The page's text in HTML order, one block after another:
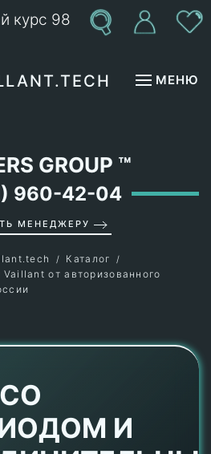
курс 98
МЕНЮ
GROUP ™
960-42-04
МЕНЕДЖЕРУ
Каталог
от авторизованного
И